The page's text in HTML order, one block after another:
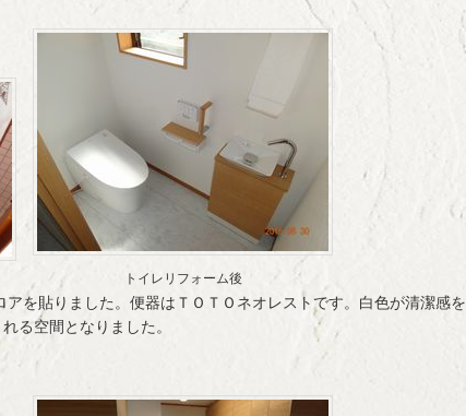
トイレリフォーム後
を貼りました。便器はＴＯＴＯネオレストです。白色が清潔感を
る空間となりました。